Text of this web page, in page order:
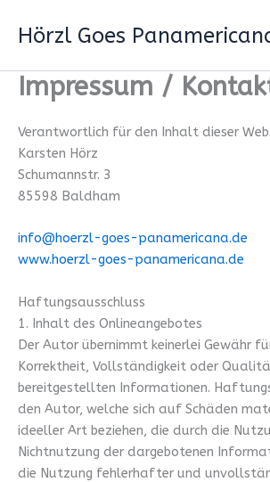
InhaltHörzl Goes
Impressum /
Verantwortlich für den Inhalt dieser
Karsten Hörz
Schumannstr. 3
85598 Baldham
info@hoerzl-goes-panamericana.de
www.hoerzl-goes-panamericana.de
Haftungsausschluss
1. Inhalt des Onlineangebotes
Der Autor übernimmt keinerlei Gewähr
Korrektheit, Vollständigkeit oder
bereitgestellten Informationen.
den Autor, welche sich auf Schäden
ideeller Art beziehen, die durch die
Nichtnutzung der dargebotenen
die Nutzung fehlerhafter und